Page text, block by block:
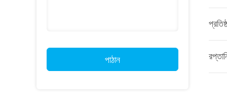
পাঠান